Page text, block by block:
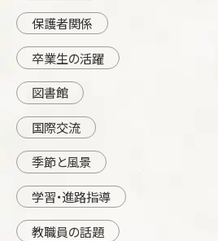
保護者関係
卒業生の活躍
図書館
国際交流
季節と風景
学習・進路指導
教職員の話題